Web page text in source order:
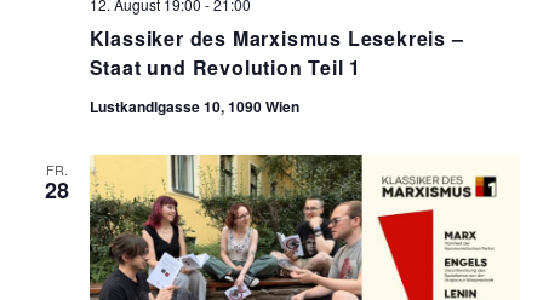
Klassiker des Marxismus Lesekreis –
Staat und Revolution Teil 1
12. August 19:00 -21:00
Lustkandlgasse 10, 1090 Wien
FR.
28